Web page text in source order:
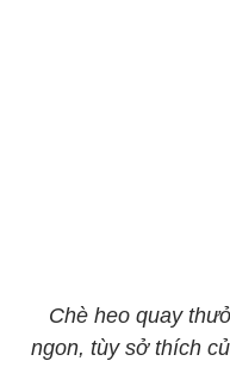
Chè heo quay
ngon, tùy sở thích